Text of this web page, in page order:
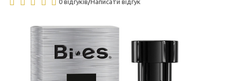
0 відгуків/Написати відгук